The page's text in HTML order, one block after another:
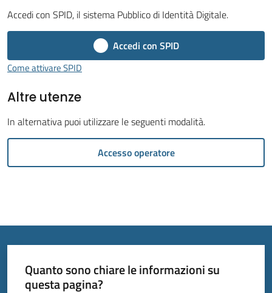
Emilia
Tutti
argomenti...
Accedi con SPID, il sistema Pubblico di Identità Digitale.
Accedi con SPID
Come attivare SPID
Altre utenze
In alternativa puoi utilizzare le seguenti modalità.
Accesso operatore
Quanto sono chiare le informazioni su
questa pagina?